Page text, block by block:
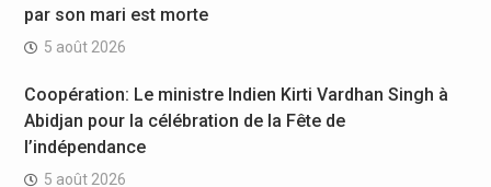
par son mari est morte
5 août 2026
Coopération: Le ministre Indien Kirti Vardhan Singh à
Abidjan pour la célébration de la Fête de
l’indépendance
5 août 2026